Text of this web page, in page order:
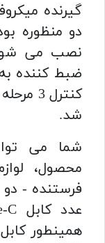
دو منظوره
نصب می
ضبط کننده
شد.
شما می
محصول،
فرستنده -